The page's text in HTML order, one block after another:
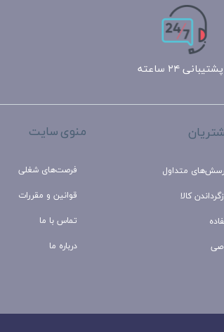
پشتیبانی ۲۴ ساعته
متداول
کالا
منوی سایت
فرصت‌های شغلی
قوانین و مقررات
تماس با ما
درباره ما